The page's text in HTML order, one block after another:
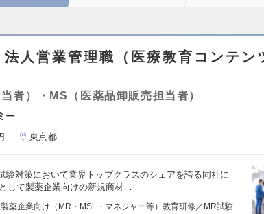
法人営業管理職（医療教育コンテン
者）・MS（医薬品卸販売担当者）
ー
東京都
対策において業界トップクラスのシェアを誇る同社に
して製薬企業向けの新規商材…
製薬企業向け（MR・MSL・マネジャー等）教育研修／MR試験